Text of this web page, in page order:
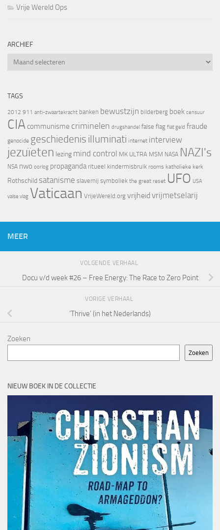
Vrije Wereld Ops
ARCHIEF
Archief
TAGS
2012 911 anti-zwaartekracht banken bewustzijn bilderberg boek censuur
CIA communisme criminelen drugshandel false flag fiat geld fraude
genocide geschiedenis illuminati internet interview
jezuïeten lezing mind control MK ULTRA MSM NASA NAZI's
NSA nwo oorlog propaganda ritueel kindermisbruik rooms katholieke kerk
Rothschild satanisme slavernij symboliek the great reset UFO USA
valse vlag Vaticaan VrijeWereld.org vrijheid vrijmetselarij
MEER
VOLGENDE VERHAAL
Docu v/d week #26 – Free Energy: The Race to Zero Point
VORIGE VERHAAL
‘Thrive’ (in het Nederlands)
Zoeken
Zoeken
NIEUW BOEK IN DE COLLECTIE